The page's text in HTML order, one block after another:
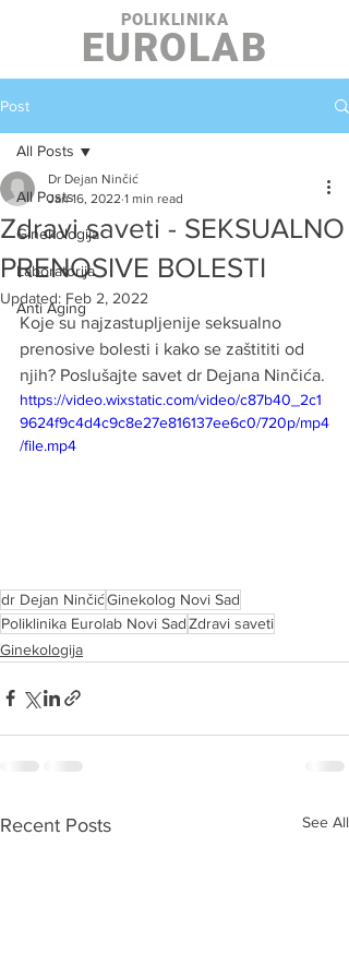
POLIKLINIKA
EUROLAB
Post
All Posts
Ginekologija
Laboratorija
Anti Aging
All Posts
Zdravi saveti - SEKSUALNO
PRENOSIVE BOLESTI
Dr Dejan Ninčić
Jan 16, 2022 1 min read
Updated: Feb 2, 2022
Koje su najzastupljenije seksualno
prenosive bolesti i kako se zaštititi od
njih? Poslušajte savet dr Dejana Ninčića.
https://video.wixstatic.com/video/c87b40_2c1
9624f9c4d4c9c8e27e816137ee6c0/720p/mp4
/file.mp4
dr Dejan NinčićGinekolog Novi Sad
Poliklinika Eurolab Novi SadZdravi saveti
Ginekologija
Recent Posts See All